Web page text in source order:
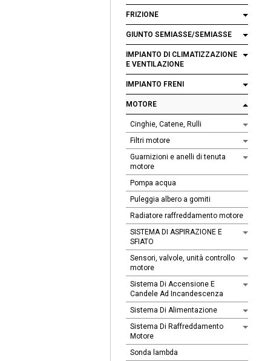
FRIZIONE
GIUNTO SEMIASSE/SEMIASSE
IMPIANTO DI CLIMATIZZAZIONE
E VENTILAZIONE
IMPIANTO FRENI
MOTORE
Cinghie, Catene, Rulli
Filtri motore
Guarnizioni e anelli di tenuta
motore
Pompa acqua
Puleggia albero a gomiti
Radiatore raffreddamento motore
SISTEMA DI ASPIRAZIONE E
SFIATO
Sensori, valvole, unità controllo
motore
Sistema Di Accensione E
Candele Ad Incandescenza
Sistema Di Alimentazione
Sistema Di Raffreddamento
Motore
Sonda lambda